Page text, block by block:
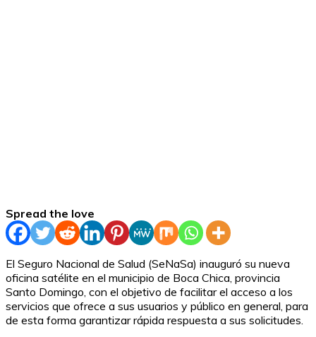
Spread the love
El Seguro Nacional de Salud (SeNaSa) inauguró su nueva
oficina satélite en el municipio de Boca Chica, provincia
Santo Domingo, con el objetivo de facilitar el acceso a los
servicios que ofrece a sus usuarios y público en general, para
de esta forma garantizar rápida respuesta a sus solicitudes.